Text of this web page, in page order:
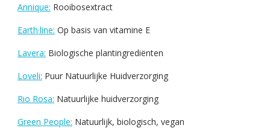
Annique: Rooibosextract
Earth·line: Op basis van vitamine E
Lavera: Biologische plantingrediënten
Loveli: Puur Natuurlijke Huidverzorging
Rio Rosa: Natuurlijke huidverzorging
Green People: Natuurlijk, biologisch, vegan